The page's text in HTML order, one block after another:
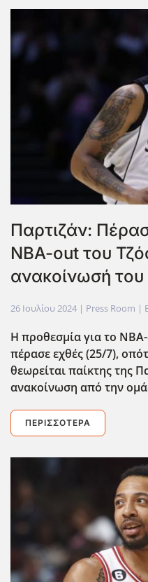
Παρτιζάν:
NBA-out του
ανακοίνωσή του
26 Ιουλίου 2024 | Press Room |
Η προθεσμία για το
πέρασε εχθές (25/7),
θεωρείται παίκτης της
ανακοίνωση από την
ΠΕΡΙΣΣΌΤΕΡΑ